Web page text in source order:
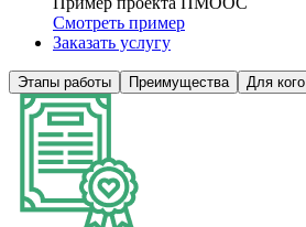
Смотреть пример
Заказать услугу
Этапы работы Преимущества Для кого